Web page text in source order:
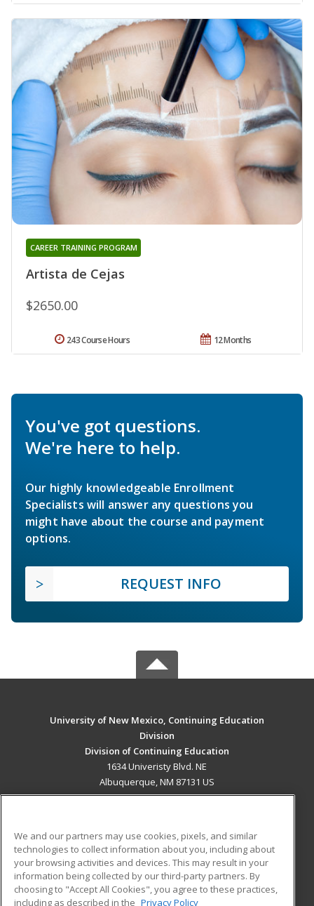
Artista de Cejas
CAREER TRAINING PROGRAM
$2650.00
12 Months
243 Course Hours
You've got questions.
We're here to help.
Our highly knowledgeable Enrollment
Specialists will answer any questions you
might have about the course and payment
options.
REQUEST INFO
University of New Mexico, Continuing Education
Division
Division of Continuing Education
1634 Univeristy Blvd. NE
Albuquerque, NM 87131 US
ADDITIONAL RESOURCES
Military
Financial Assistance
Student Blog
We and our partners may use cookies, pixels, and similar
technologies to collect information about you, including about
your browsing activities and devices. This may result in your
information being collected by our third-party partners. By
choosing to "Accept All Cookies", you agree to these practices,
including as described in the Privacy Policy